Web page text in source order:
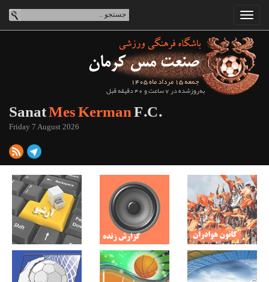
جمعه 15 مرداد ماه 1405
به‌روزشده در 7 ساعت و 40 دقیقه قبل
SanatMes KermanF.C.
Friday 7 August 2026